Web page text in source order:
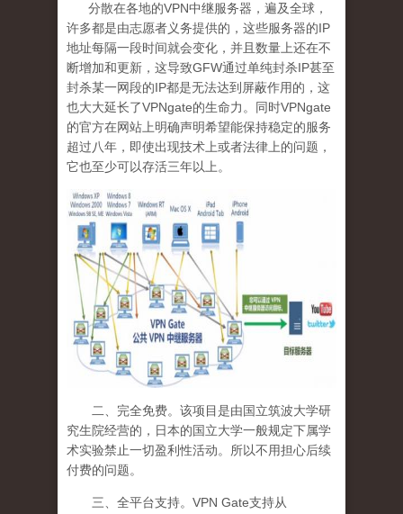
分散在各地的VPN中继服务器，遍及全球，
许多都是由志愿者义务提供的，这些服务器的IP
地址每隔一段时间就会变化，并且数量上还在不
断增加和更新，这导致GFW通过单纯封杀IP甚至
封杀某一网段的IP都是无法达到屏蔽作用的，这
也大大延长了VPNgate的生命力。同时VPNgate
的官方在网站上明确声明希望能保持稳定的服务
超过八年，即使出现技术上或者法律上的问题，
它也至少可以存活三年以上。
二、完全免费。该项目是由国立筑波大学研
究生院经营的，日本的国立大学一般规定下属学
术实验禁止一切盈利性活动。所以不用担心后续
付费的问题。
三、全平台支持。 VPN Gate支持从